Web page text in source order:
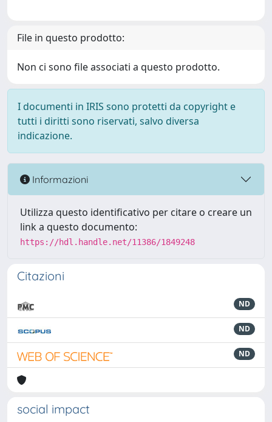
File in questo prodotto:
Non ci sono file associati a questo prodotto.
I documenti in IRIS sono protetti da copyright e
tutti i diritti sono riservati, salvo diversa
indicazione.
Informazioni
Utilizza questo identificativo per citare o creare un
link a questo documento:
https://hdl.handle.net/11386/1849248
Citazioni
ND
ND
ND
social impact